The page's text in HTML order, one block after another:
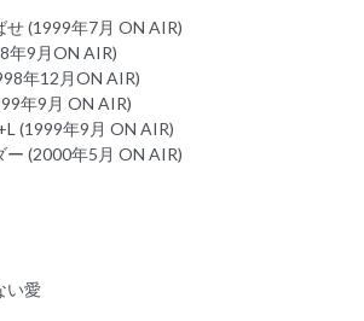
せ (1999年7月 ON AIR)
年9月ON AIR)
年12月ON AIR)
年9月 ON AIR)
(1999年9月 ON AIR)
ー (2000年5月 ON AIR)
い愛